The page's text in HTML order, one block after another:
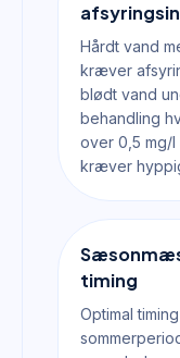
Hårdt vand
kræver
blødt vand
behandling
over 0,5 mg/
kræver
timing
Optimal